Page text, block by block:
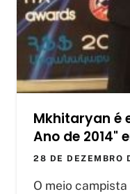
Mkhitaryan é
Ano de 2014"
28 DE DEZEMBRO
O meio